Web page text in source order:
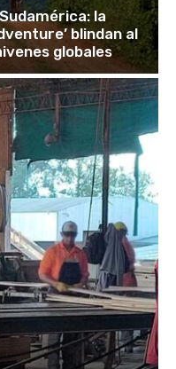
la
blindan al
globales